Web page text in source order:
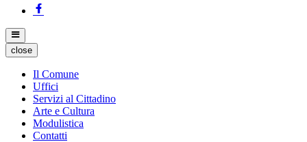
close
Il Comune
Uffici
Servizi al Cittadino
Arte e Cultura
Modulistica
Contatti